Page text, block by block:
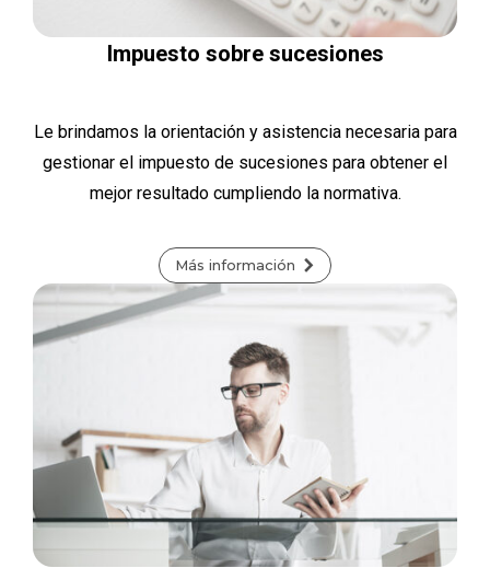
Impuesto sobre sucesiones
Le brindamos la orientación y asistencia necesaria para
gestionar el impuesto de sucesiones para obtener el
mejor resultado cumpliendo la normativa.
Más información